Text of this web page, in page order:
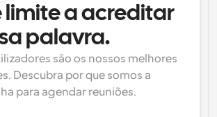
limite a acreditar
palavra.
são os nossos melhores
Descubra por que somos a
para agendar reuniões.